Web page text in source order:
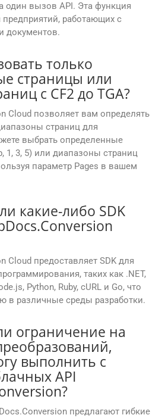
один вызов API. Эта функция
работающих с
документов.
только
страницы или
с CF2 до TGA?
Cloud позволяет вам определять
страниц для
выбрать определенные
1, 3, 5) или диапазоны страниц
параметр Pages в вашем
какие-либо SDK
Cloud предоставляет SDK для
таких как .NET,
Python, Ruby, cURL и Go, что
в различные среды разработки.
ограничение на
выполнить с
API
предлагают гибкие